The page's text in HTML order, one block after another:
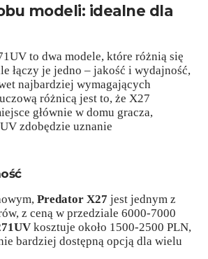
modeli: idealne dla
to dwa modele, które różnią się
łączy je jedno – jakość i wydajność,
najbardziej wymagających
różnicą jest to, że X27
głównie w domu gracza,
zdobędzie uznanie
Predator X27 jest jednym z
z ceną w przedziale 6000-7000
kosztuje około 1500-2500 PLN,
bardziej dostępną opcją dla wielu